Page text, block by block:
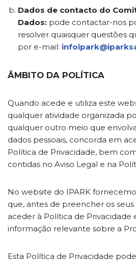
Dados de contacto do
Dados: pode contactar-nos
resolver quaisquer questões
por e-mail:
ÂMBITO DA POLÍTICA
Quando acede e utiliza este
qualquer atividade organizada
qualquer outro meio que
dados pessoais, concorda em
Política de Privacidade, bem
contidas no Aviso Legal e na
No website do IPARK
que, antes de preencher os seus
aceder à Política de Privacidade
informação relevante sobre a
Esta Política de Privacidade